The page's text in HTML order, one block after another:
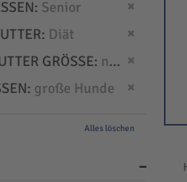
Senior
Diät
GRÖSSE
normal
große Hunde
Alles löschen